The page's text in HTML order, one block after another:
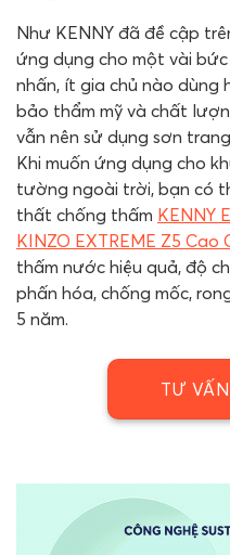
Như KENNY đã đề cập
ứng dụng cho một vài
nhấn, ít gia chủ nào dùng
bảo thẩm mỹ và chất
vẫn nên sử dụng sơn
Khi muốn ứng dụng cho
tường ngoài trời, bạn có
thất chống thấm KENNY
KINZO EXTREME Z5 Cao
thấm nước hiệu quả, độ
phấn hóa, chống mốc,
5 năm.
TƯ